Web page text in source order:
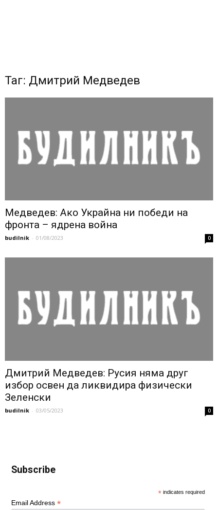
Таг: Дмитрий Медведев
Медведев: Ако Украйна ни победи на
фронта – ядрена война
budilnik - 01/08/2023 0
Дмитрий Медведев: Русия няма друг
избор освен да ликвидира физически
Зеленски
budilnik - 03/05/2023 0
Subscribe
* indicates required
Email Address *